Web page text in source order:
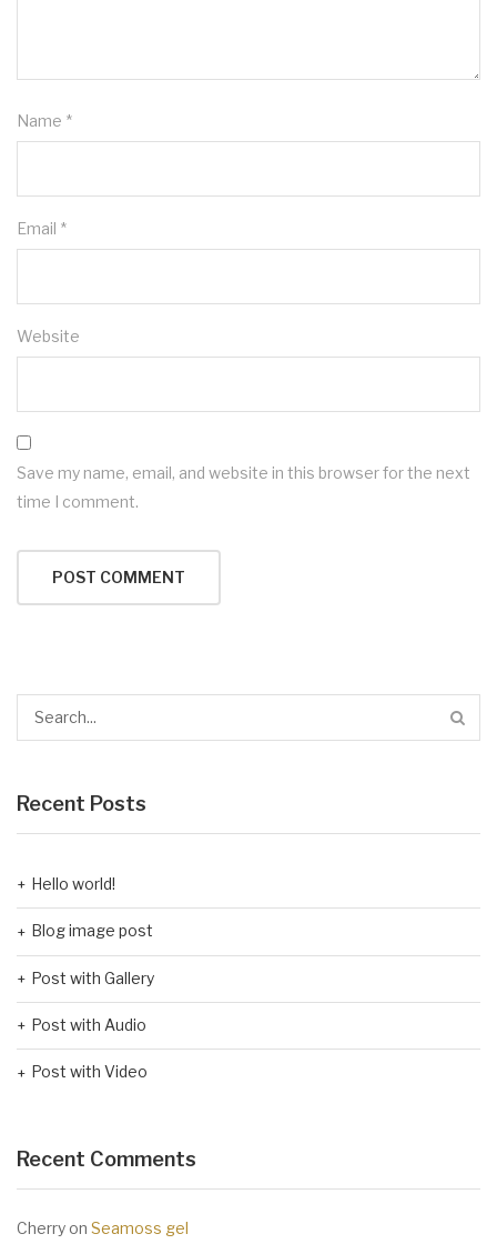
Name *
Email *
Website
Save my name, email, and website in this browser for the next
time I comment.
Recent Posts
Hello world!
Blog image post
Post with Gallery
Post with Audio
Post with Video
Recent Comments
Cherry on Seamoss gel